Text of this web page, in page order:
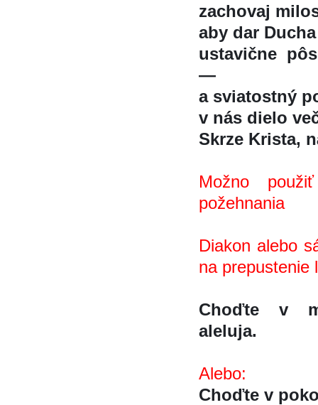
zachovaj
aby dar
ustavične
—
a sviatostný
v nás dielo
Skrze Krista,
Možno
požehnania
Diakon alebo
na prepustenie
Choďte v
aleluja.
Alebo:
Choďte v